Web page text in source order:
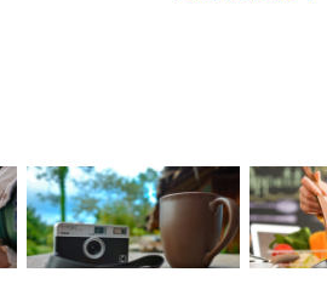
Ranking aparatów
kompaktowych.
Najlepsze modele
2026